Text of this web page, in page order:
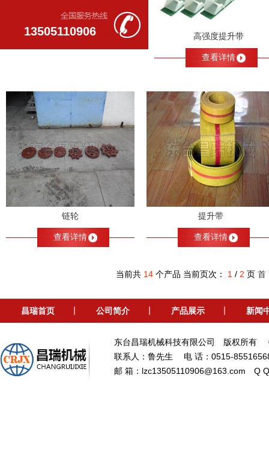
13505110906 高强度提升带
查看详情
链轮
查看详情
提升带
查看详情
当前共 14个产品 当前页次： 1 / 2 页 首
昌瑞首页 公司简介 产品展示 新闻
东台昌瑞机械科技有限公司 版权所有
联系人：鲁先生 电 话：0515-
邮 箱：lzc13505110906@163.com Q